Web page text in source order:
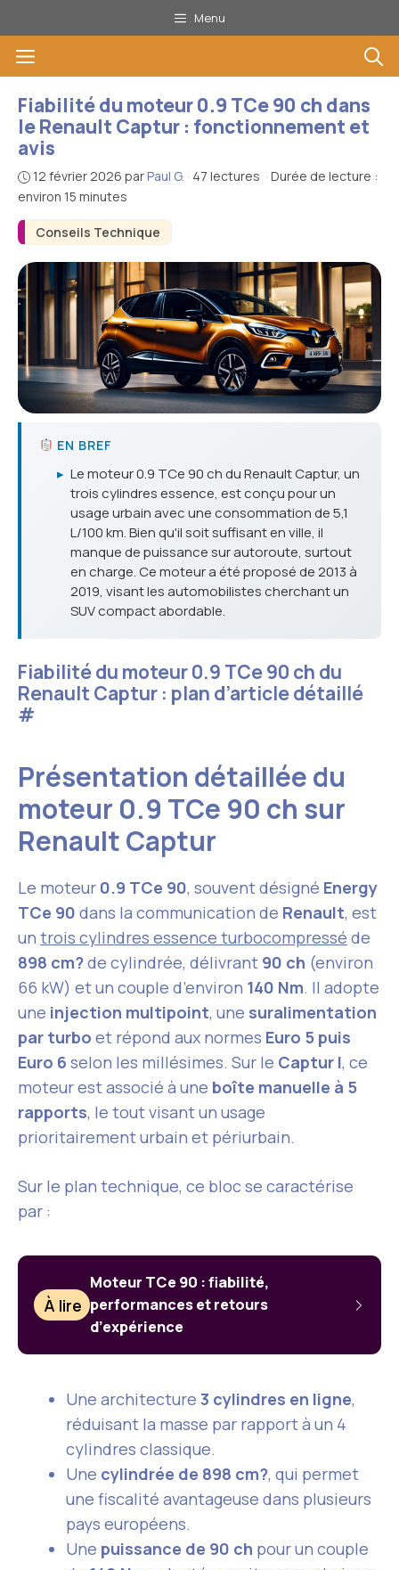
au
contenu
Menu
Menu
Conseils Technique
Fiabilité du moteur 0.9 TCe 90 ch dans
le Renault Captur : fonctionnement et
avis
12 février 2026 par Paul G. · 47 lectures · Durée de lecture :
environ 15 minutes
EN BREF
▸ Le moteur 0.9 TCe 90 ch du Renault Captur, un
trois cylindres essence, est conçu pour un
usage urbain avec une consommation de 5,1
L/100 km. Bien qu'il soit suffisant en ville, il
manque de puissance sur autoroute, surtout
en charge. Ce moteur a été proposé de 2013 à
2019, visant les automobilistes cherchant un
SUV compact abordable.
Fiabilité du moteur 0.9 TCe 90 ch du
Renault Captur : plan d’article détaillé
#
Présentation détaillée du
moteur 0.9 TCe 90 ch sur
Renault Captur
Le moteur 0.9 TCe 90, souvent désigné Energy
TCe 90 dans la communication de Renault, est
un trois cylindres essence turbocompressé de
898 cm?de cylindrée, délivrant 90 ch (environ
66 kW) et un couple d’environ 140 Nm. Il adopte
une injection multipoint, une suralimentation
par turbo et répond aux normes Euro 5 puis
Euro 6 selon les millésimes. Sur le Captur I, ce
moteur est associé à une boîte manuelle à 5
rapports, le tout visant un usage
prioritairement urbain et périurbain.
Sur le plan technique, ce bloc se caractérise
par :
À lire
Moteur TCe 90 : fiabilité,
performances et retours
d’expérience
Une architecture 3 cylindres en ligne,
réduisant la masse par rapport à un 4
cylindres classique.
Une cylindrée de 898 cm?, qui permet
une fiscalité avantageuse dans plusieurs
pays européens.
Une puissance de 90 ch pour un couple